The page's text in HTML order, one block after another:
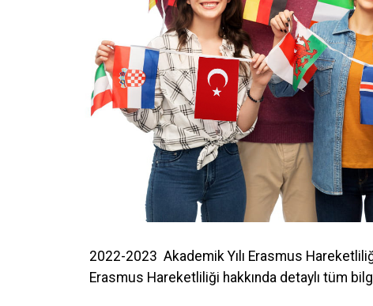
2022-2023 Akademik Yılı Erasmus
Erasmus Hareketliliği hakkında detaylı tüm